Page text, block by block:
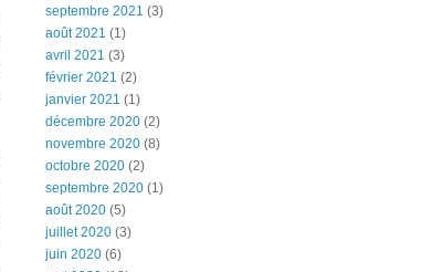
septembre 2021 (3)
août 2021 (1)
avril 2021 (3)
février 2021 (2)
janvier 2021 (1)
décembre 2020 (2)
novembre 2020 (8)
octobre 2020 (2)
septembre 2020 (1)
août 2020 (5)
juillet 2020 (3)
juin 2020 (6)